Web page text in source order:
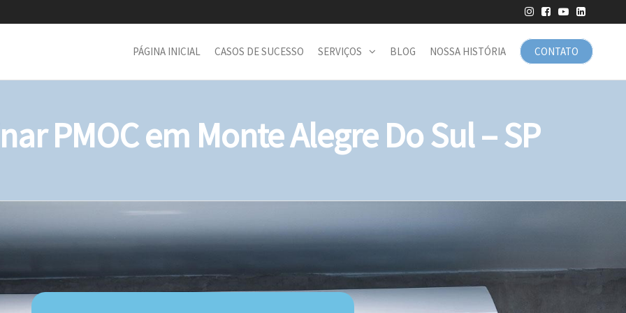
CONTATO
PÁGINA INICIAL CASOS DE SUCESSO SERVIÇOS BLOG NOSSA HISTÓRIA
PMOC em Monte Alegre Do Sul – SP